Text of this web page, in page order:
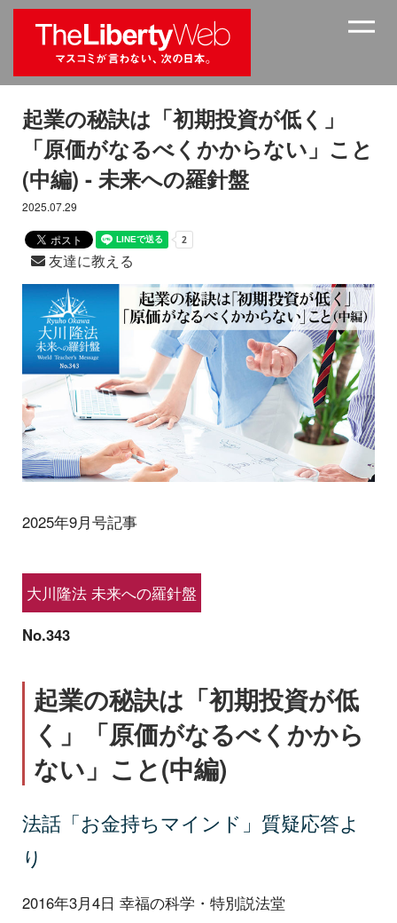
起業の秘訣は「初期投資が低く」
「原価がなるべくかからない」こと
(中編) - 未来への羅針盤
2025.07.29
友達に教える
2025年9月号記事
大川隆法 未来への羅針盤
No.343
起業の秘訣は「初期投資が低
く」「原価がなるべくかから
ない」こと(中編)
法話「お金持ちマインド」質疑応答よ
り
2016年3月4日 幸福の科学・特別説法堂